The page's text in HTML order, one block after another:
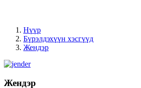
Нүүр
Бүрэлдэхүүн хэсгүүд
Жендэр
Жендэр